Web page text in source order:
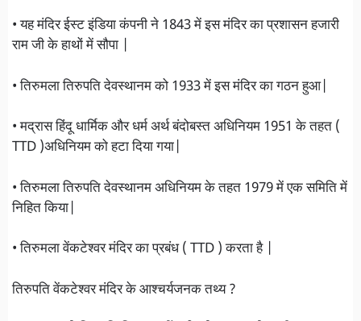
• यह मंदिर ईस्ट इंडिया कंपनी ने 1843 में इस मंदिर का प्रशासन हजारी
राम जी के हाथों में सौपा |
• तिरुमला तिरुपति देवस्थानम को 1933 में इस मंदिर का गठन हुआ|
• मद्रास हिंदू धार्मिक और धर्म अर्थ बंदोबस्त अधिनियम 1951 के तहत (
TTD )अधिनियम को हटा दिया गया|
• तिरुमला तिरुपति देवस्थानम अधिनियम के तहत 1979 में एक समिति में
निहित किया|
• तिरुमला वेंकटेश्वर मंदिर का प्रबंध ( TTD ) करता है |
तिरुपति वेंकटेश्वर मंदिर के आश्चर्यजनक तथ्य ?